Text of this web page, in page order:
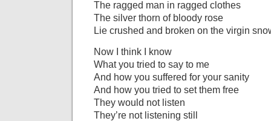
The ragged man in ragged clothes
The silver thorn of bloody rose
Lie crushed and broken on the virgin
Now I think I know
What you tried to say to me
And how you suffered for your sanity
And how you tried to set them free
They would not listen
They’re not listening still